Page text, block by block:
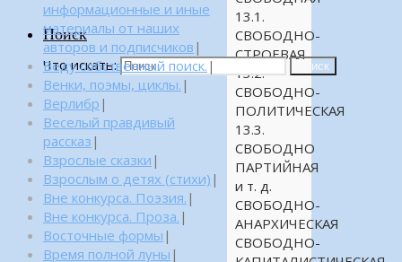
Поиск
Что искать: Поиск
13.1.
СВОБОДНО-
СТРОЕВАЯ
13.2.
СВОБОДНО-
ПОЛИТИЧЕСКАЯ
13.3.
СВОБОДНО
ПАРТИЙНАЯ
и т. д.
СВОБОДНО-
АНАРХИЧЕСКАЯ
СВОБОДНО-
информационные и иные
материалы от наших
авторов и подписчиков |
Веду собственный поиск. |
Венки, поэмы, циклы. |
Верлибр |
Веселый правдивый
рассказ |
Взрослые сказки |
Взрослым о детях (стихи) |
Вне конкурса. Поэзия. |
Вне конкурса. Проза. |
Восточные формы |
Время полной луны |